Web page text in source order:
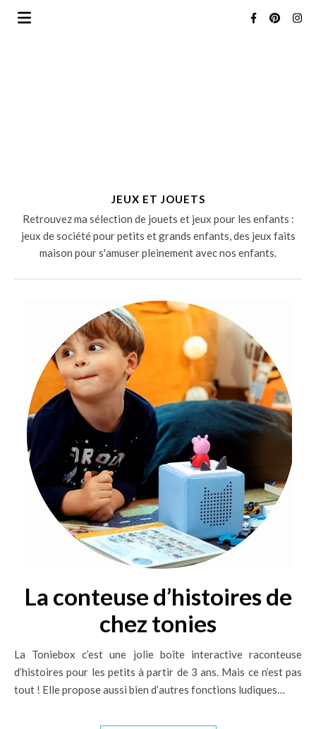
JEUX ET JOUETS
Retrouvez ma sélection de jouets et jeux pour les enfants :
jeux de société pour petits et grands enfants, des jeux faits
maison pour s'amuser pleinement avec nos enfants.
La conteuse d’histoires de
chez tonies
La Toniebox c’est une jolie boîte interactive raconteuse
d’histoires pour les petits à partir de 3 ans. Mais ce n’est pas
tout ! Elle propose aussi bien d’autres fonctions ludiques…